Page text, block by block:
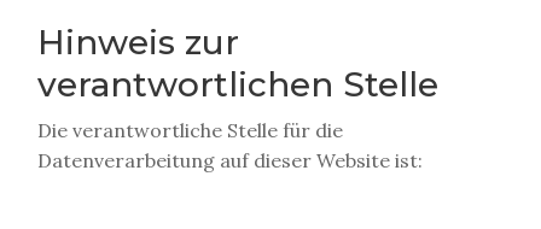
Hinweis zur
verantwortlichen Stelle
Die verantwortliche Stelle für die
Datenverarbeitung auf dieser Website ist: